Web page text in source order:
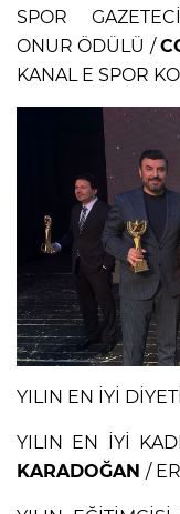
SPOR
ONUR ÖDÜLÜ /
KANAL E SPOR
YILIN EN İYİ
YILIN EN İYİ
KARADOĞAN /